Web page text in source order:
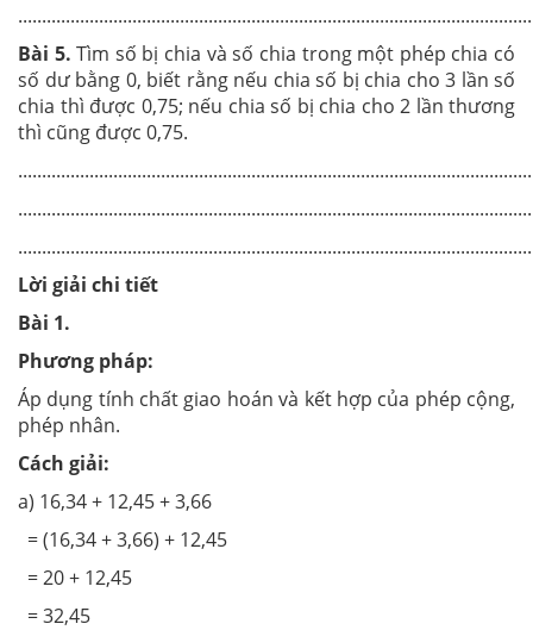
Bài 5. Tìm số bị chia và số chia trong một phép chia có
số dư bằng 0, biết rằng nếu chia số bị chia cho 3 lần số
chia thì được 0,75; nếu chia số bị chia cho 2 lần thương
thì cũng được 0,75.
Lời giải chi tiết
Bài 1.
Phương pháp:
Áp dụng tính chất giao hoán và kết hợp của phép cộng,
phép nhân.
Cách giải:
a) 16,34 + 12,45 + 3,66
= (16,34 + 3,66) + 12,45
= 20 + 12,45
= 32,45